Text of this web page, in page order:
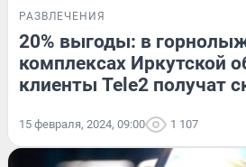
РАЗВЛЕЧЕНИЯ
20% выгоды: в
комплексах Иркутской
клиенты Tele2 получат
15 февраля, 2024, 09:00 1 107